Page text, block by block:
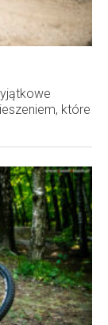
które